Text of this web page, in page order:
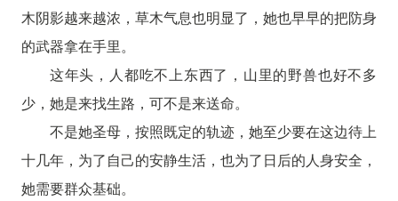
木阴影越来越浓，草木气息也明显了，她也早早的把防身
的武器拿在手里。
这年头，人都吃不上东西了，山里的野兽也好不多
少，她是来找生路，可不是来送命。
不是她圣母，按照既定的轨迹，她至少要在这边待上
十几年，为了自己的安静生活，也为了日后的人身安全，
她需要群众基础。